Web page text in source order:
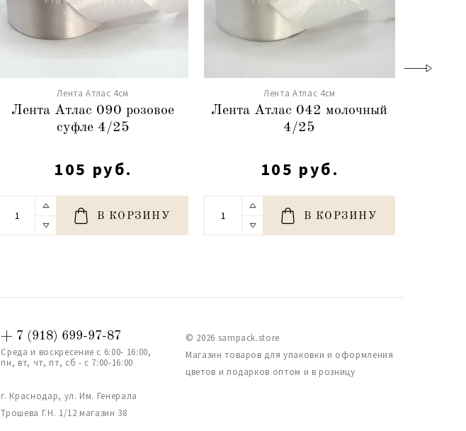
Лента Атлас 4см
Лента Атлас 090 розовое
суфле 4/25
105 руб.
В КОРЗИНУ
Лента Атлас 4см
Лента Атлас 042 молочный
4/25
105 руб.
В КОРЗИНУ
+ 7 (918) 699-97-87
Среда и воскресение с 6:00- 16:00,
пн, вт, чт, пт, сб - с 7:00-16:00
г. Краснодар, ул. Им. Генерала
Трошева Г.Н. 1/12 магазин 38
© 2026 sampack.store
Магазин товаров для упаковки и оформления
цветов и подарков оптом и в розницу